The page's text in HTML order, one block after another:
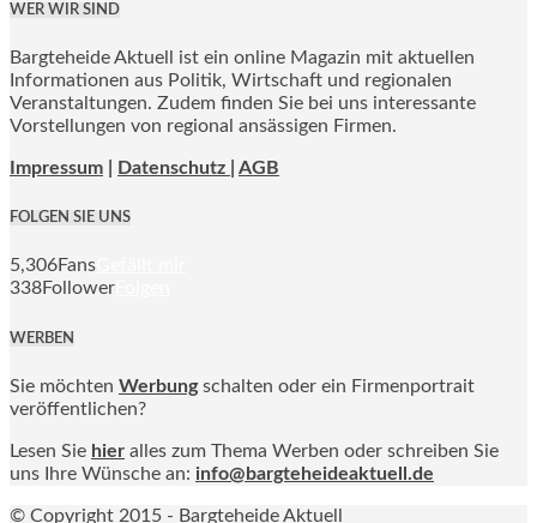
WER WIR SIND
Bargteheide Aktuell ist ein online Magazin mit aktuellen
Informationen aus Politik, Wirtschaft und regionalen
Veranstaltungen. Zudem finden Sie bei uns interessante
Vorstellungen von regional ansässigen Firmen.
Impressum Datenschutz | AGB
FOLGEN SIE UNS
5,306Fans
338Follower
WERBEN
Sie möchten Werbung schalten oder ein Firmenportrait
veröffentlichen?
Lesen Sie hier alles zum Thema Werben oder schreiben Sie
uns Ihre Wünsche an: info@bargteheideaktuell.de
© Copyright 2015 - Bargteheide Aktuell